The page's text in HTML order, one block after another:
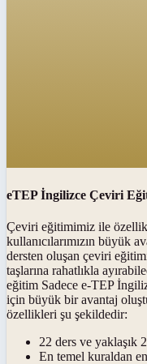
eTEP İngilizce Çeviri
Çeviri eğitimimiz ile
kullanıcılarımızın büyük
dersten oluşan çeviri
taşlarına rahatlıkla
eğitim Sadece e-TEP
için büyük bir avantaj
özellikleri şu şekildedir:
22 ders ve yaklaşık
En temel kuraldan